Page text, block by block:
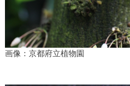
画像：京都府立植物園